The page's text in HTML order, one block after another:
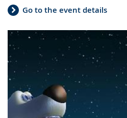
Go to the event details